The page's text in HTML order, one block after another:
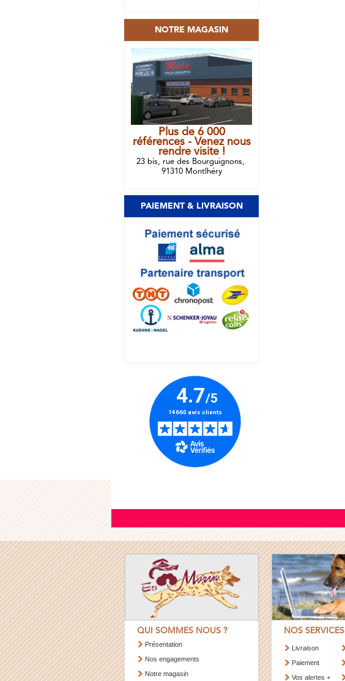
NOTRE MAGASIN
Plus de 6 000
références - Venez nous
rendre visite !
23 bis, rue des Bourguignons,
91310 Montlhéry
PAIEMENT & LIVRAISON
QUI SOMMES NOUS ?
Présentation
Nos engagements
Notre magasin
NOS SERVICES
Livraison
Paiement
Vos alertes +